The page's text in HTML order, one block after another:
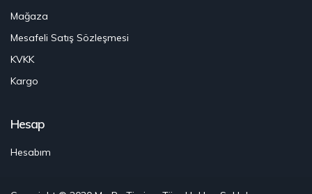
Mağaza
Mesafeli Satış Sözleşmesi
KVKK
Kargo
Hesap
Hesabım